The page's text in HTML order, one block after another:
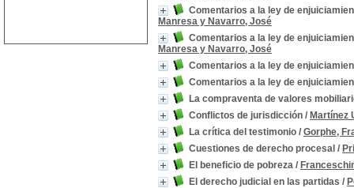
Comentarios a la ley de
Manresa y Navarro, José
Comentarios a la ley de
Manresa y Navarro, José
Comentarios a la ley de
Comentarios a la ley de
La compraventa de valores
Conflictos de jurisdicción / Martínez
La crítica del testimonio / Gorphe,
Cuestiones de derecho procesal /
El beneficio de pobreza /
El derecho judicial en las partidas /